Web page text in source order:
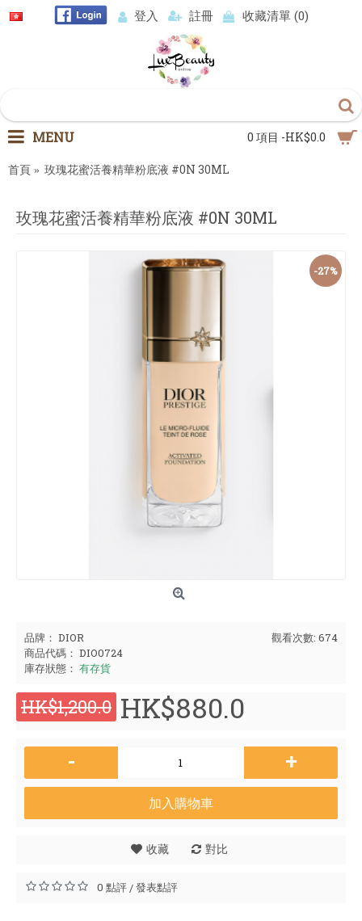
登入 註冊 收藏清單 (0)
0 項目 -HK$0.0
MENU
首頁 玫瑰花蜜活養精華粉底液 #0N 30ML
玫瑰花蜜活養精華粉底液 #0N 30ML
-27%
觀看次數: 674
品牌： DIOR
商品代碼： DIO0724
庫存狀態： 有存貨
HK$1,200.0 HK$880.0
- +
加入購物車
收藏 對比
0 點評/發表點評